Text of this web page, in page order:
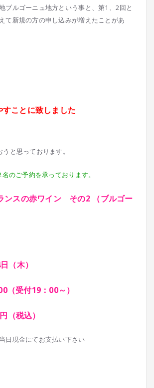
ブルゴーニュ地方という事と、第1、2回と
て新規の方の申し込みが増えたことがあ
ことに致しました
うと思っております。
のご予約を承っております。
スの赤ワイン その2 （ブルゴー
（木）
（受付19：00～）
（税込）
日現金にてお支払い下さい